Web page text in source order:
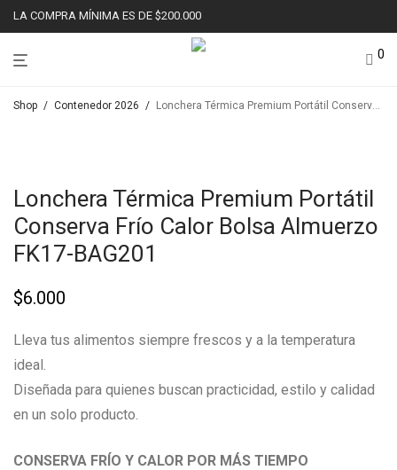
LA COMPRA MÍNIMA ES DE $200.000
0
Shop / Contenedor 2026 / Lonchera Térmica Premium Portátil Conserva Frío Calor Bolsa Almuerzo FK17-BAG201
Lonchera Térmica Premium Portátil
Conserva Frío Calor Bolsa Almuerzo
FK17-BAG201
$6.000
Lleva tus alimentos siempre frescos y a la temperatura
ideal.
Diseñada para quienes buscan practicidad, estilo y calidad
en un solo producto.
CONSERVA FRÍO Y CALOR POR MÁS TIEMPO